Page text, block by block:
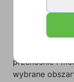
ćwiczenia
z obszarów
sytuacja,
przenośnie i
wybrane